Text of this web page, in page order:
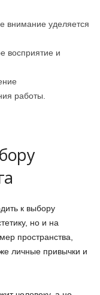
внимание уделяется
восприятие и
работы.
к выбору
но и на
пространства,
личные привычки и